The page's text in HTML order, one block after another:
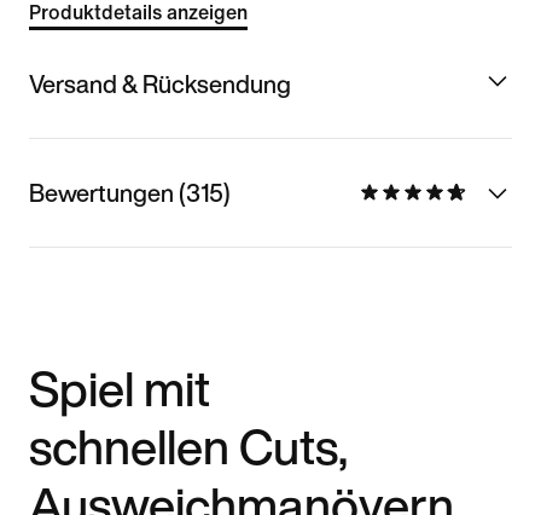
Produktdetails anzeigen
Versand & Rücksendung
Bewertungen (315)
Spiel mit
schnellen Cuts,